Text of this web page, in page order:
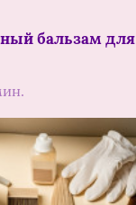
бальзам для